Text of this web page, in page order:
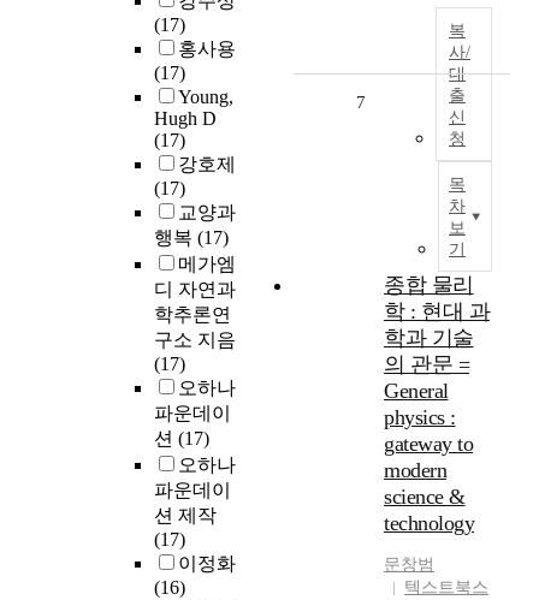
(17)
홍사용
(17)
Young,
Hugh D
(17)
강호제
(17)
교양과
행복 (17)
메가엠
디 자연과
학추론연
구소 지음
(17)
오하나
파운데이
션 (17)
오하나
파운데이
션 제작
(17)
이정화
(16)
복
사/
대
출
신
청
목
차
보
기
7
종합 물리
학 : 현대 과
학과 기술
의 관문 =
General
physics :
gateway to
modern
science &
technology
문창범
텍스트북스